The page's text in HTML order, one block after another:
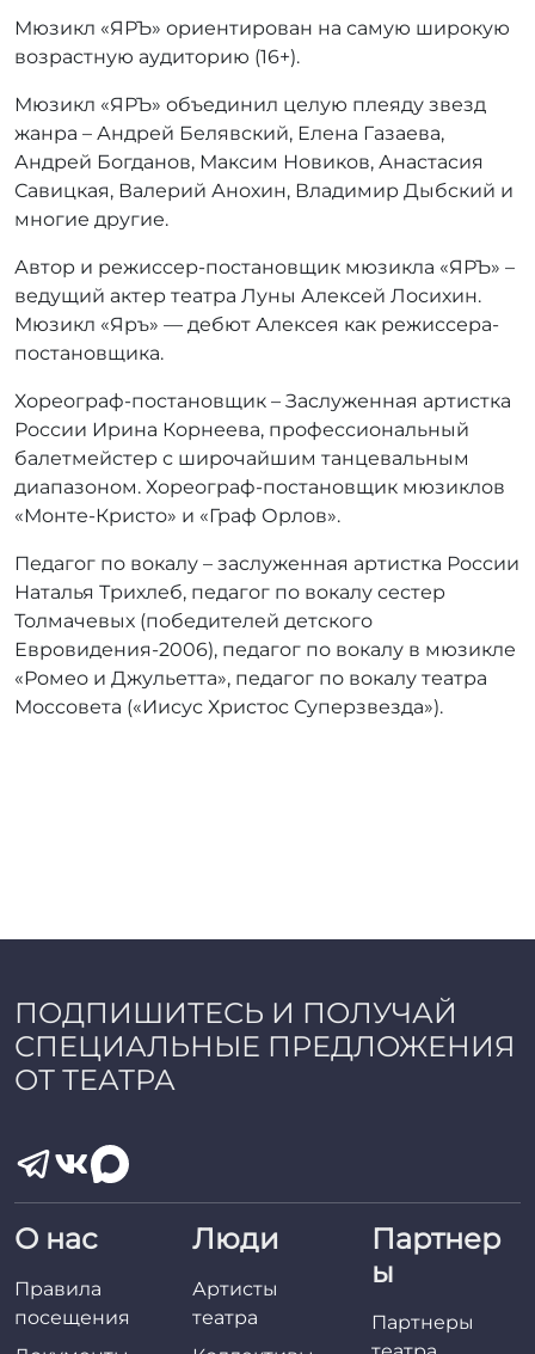
Мюзикл «ЯРЪ» ориентирован на самую широкую
возрастную аудиторию (16+).
Мюзикл «ЯРЪ» объединил целую плеяду звезд
жанра – Андрей Белявский, Елена Газаева,
Андрей Богданов, Максим Новиков, Анастасия
Савицкая, Валерий Анохин, Владимир Дыбский и
многие другие.
Автор и режиссер-постановщик мюзикла «ЯРЪ» –
ведущий актер театра Луны Алексей Лосихин.
Мюзикл «Яръ» — дебют Алексея как режиссера-
постановщика.
Хореограф-постановщик – Заслуженная артистка
России Ирина Корнеева, профессиональный
балетмейстер с широчайшим танцевальным
диапазоном. Хореограф-постановщик мюзиклов
«Монте-Кристо» и «Граф Орлов».
Педагог по вокалу – заслуженная артистка России
Наталья Трихлеб, педагог по вокалу сестер
Толмачевых (победителей детского
Евровидения-2006), педагог по вокалу в мюзикле
«Ромео и Джульетта», педагог по вокалу театра
Моссовета («Иисус Христос Суперзвезда»).
ПОДПИШИТЕСЬ И ПОЛУЧАЙ
СПЕЦИАЛЬНЫЕ ПРЕДЛОЖЕНИЯ
ОТ ТЕАТРА
О нас
Правила
посещения
Люди
Артисты
театра
Партнер
ы
Партнеры